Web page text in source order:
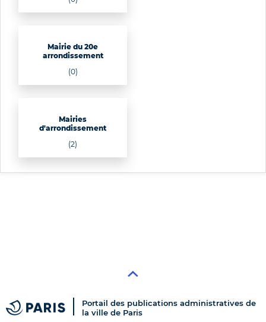
Mairie du 20e
arrondissement
(0)
Mairies
d'arrondissement
(2)
Portail des publications administratives de
la ville de Paris